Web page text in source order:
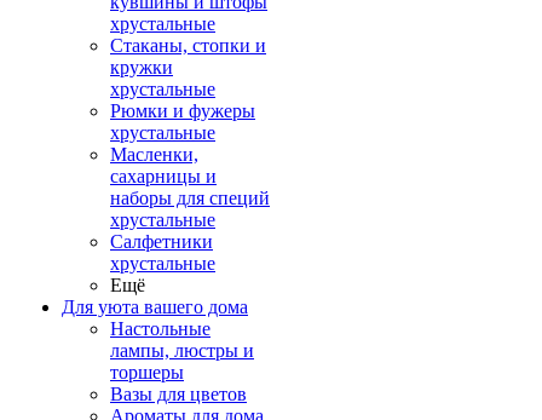
хрустальные
Стаканы, стопки и
кружки
хрустальные
Рюмки и фужеры
хрустальные
Масленки,
сахарницы и
наборы для специй
хрустальные
Салфетники
хрустальные
Ещё
Для уюта вашего дома
Настольные
лампы, люстры и
торшеры
Вазы для цветов
Ароматы для дома